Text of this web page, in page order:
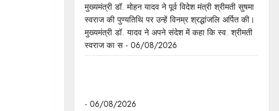
मुख्यमंत्री डॉ. मोहन यादव ने पूर्व विदेश मंत्री श्रीमती सुषमा
स्वराज की पुण्यतिथि पर उन्हें विनम्र श्रद्धांजलि अर्पित की।
मुख्यमंत्री डॉ. यादव ने अपने संदेश में कहा कि स्व. श्रीमती
स्वराज का स - 06/08/2026
- 06/08/2026